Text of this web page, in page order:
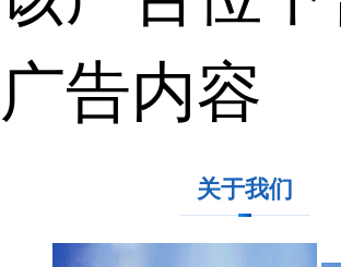
广告内容
关于我们